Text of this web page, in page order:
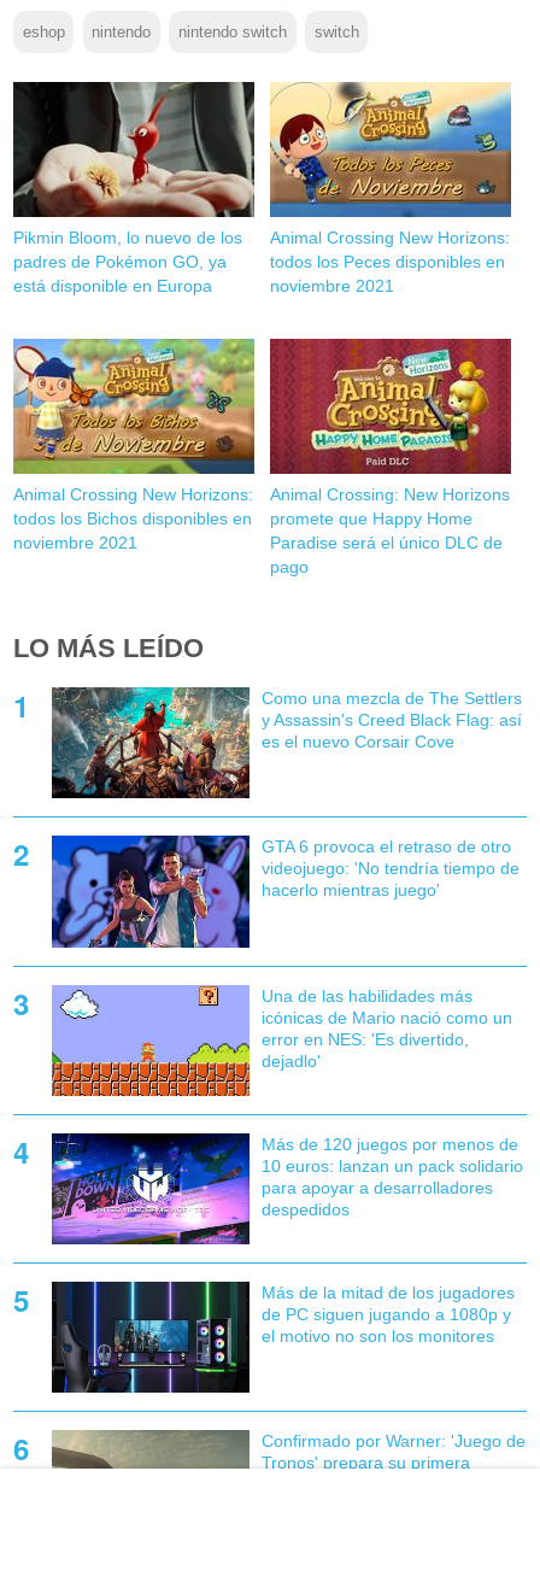
eshop nintendo nintendo switch switch
Pikmin Bloom, lo nuevo de los
padres de Pokémon GO, ya
está disponible en Europa
Animal Crossing New Horizons:
todos los Peces disponibles en
noviembre 2021
Animal Crossing New Horizons:
todos los Bichos disponibles en
noviembre 2021
Animal Crossing: New Horizons
promete que Happy Home
Paradise será el único DLC de
pago
LO MÁS LEÍDO
Como una mezcla de The Settlers
y Assassin's Creed Black Flag: así
es el nuevo Corsair Cove
GTA 6 provoca el retraso de otro
videojuego: 'No tendría tiempo de
hacerlo mientras juego'
Una de las habilidades más
icónicas de Mario nació como un
error en NES: 'Es divertido,
dejadlo'
Más de 120 juegos por menos de
10 euros: lanzan un pack solidario
para apoyar a desarrolladores
despedidos
Más de la mitad de los jugadores
de PC siguen jugando a 1080p y
el motivo no son los monitores
Confirmado por Warner: 'Juego de
Tronos' prepara su primera